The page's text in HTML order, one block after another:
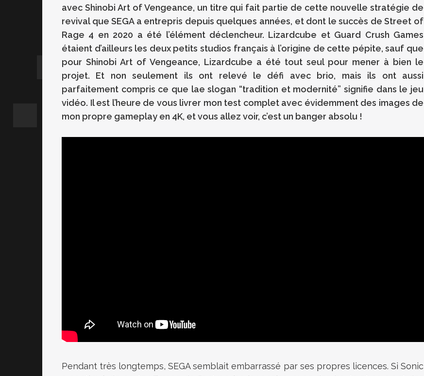
avec Shinobi Art of Vengeance, un titre qui fait partie de cette nouvelle stratégie de
revival que SEGA a entrepris depuis quelques années, et dont le succès de Street of
Rage 4 en 2020 a été l’élément déclencheur. Lizardcube et Guard Crush Games
étaient d’ailleurs les deux petits studios français à l’origine de cette pépite, sauf que
pour Shinobi Art of Vengeance, Lizardcube a été tout seul pour mener à bien le
projet. Et non seulement ils ont relevé le défi avec brio, mais ils ont aussi
parfaitement compris ce que lae slogan “tradition et modernité” signifie dans le jeu
vidéo. Il est l’heure de vous livrer mon test complet avec évidemment des images de
mon propre gameplay en 4K, et vous allez voir, c’est un banger absolu !
Pendant très longtemps, SEGA semblait embarrassé par ses propres licences. Si Sonic